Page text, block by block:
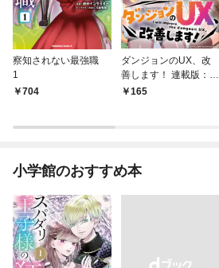
察知されない最強職
1
704
ダンジョンのUX、改
善します！ 連載版：1-
1 165
小学館のおすすめ本